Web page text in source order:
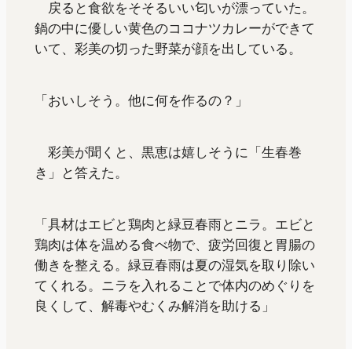
戻ると食欲をそそるいい匂いが漂っていた。
鍋の中に優しい黄色のココナツカレーができて
いて、彩美の切った野菜が顔を出している。
「おいしそう。他に何を作るの？」
彩美が聞くと、黒恵は嬉しそうに「生春巻
き」と答えた。
「具材はエビと鶏肉と緑豆春雨とニラ。エビと
鶏肉は体を温める食べ物で、疲労回復と胃腸の
働きを整える。緑豆春雨は夏の湿気を取り除い
てくれる。ニラを入れることで体内のめぐりを
良くして、解毒やむくみ解消を助ける」